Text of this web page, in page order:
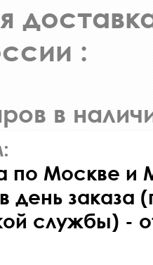
:
в
по Москве и
день заказа
службы) -